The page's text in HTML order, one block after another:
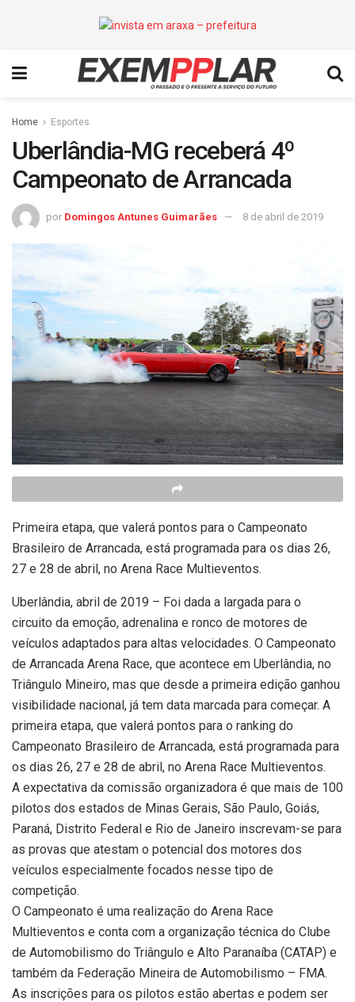
Home Esportes
Uberlândia-MG receberá 4º
Campeonato de Arrancada
por Domingos Antunes Guimarães 8 de abril de 2019
Primeira etapa, que valerá pontos para o Campeonato
Brasileiro de Arrancada, está programada para os dias 26,
27 e 28 de abril, no Arena Race Multieventos.
Uberlândia, abril de 2019 – Foi dada a largada para o
circuito da emoção, adrenalina e ronco de motores de
veículos adaptados para altas velocidades. O Campeonato
de Arrancada Arena Race, que acontece em Uberlândia, no
Triângulo Mineiro, mas que desde a primeira edição ganhou
visibilidade nacional, já tem data marcada para começar. A
primeira etapa, que valerá pontos para o ranking do
Campeonato Brasileiro de Arrancada, está programada para
os dias 26, 27 e 28 de abril, no Arena Race Multieventos.
A expectativa da comissão organizadora é que mais de 100
pilotos dos estados de Minas Gerais, São Paulo, Goiás,
Paraná, Distrito Federal e Rio de Janeiro inscrevam-se para
as provas que atestam o potencial dos motores dos
veículos especialmente focados nesse tipo de
competição.
O Campeonato é uma realização do Arena Race
Multieventos e conta com a organização técnica do Clube
de Automobilismo do Triângulo e Alto Paranaíba (CATAP) e
também da Federação Mineira de Automobilismo – FMA.
As inscrições para os pilotos estão abertas e podem ser